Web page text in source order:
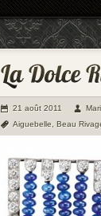
21 août 2011
Aiguebelle
Beau